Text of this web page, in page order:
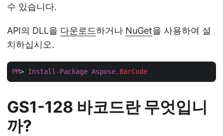
수 있습니다.
API의 DLL을 다운로드하거나 NuGet을 사용하여 설
치하십시오.
PM> Install-Package Aspose.BarCode
GS1-128 바코드란 무엇입니
까?